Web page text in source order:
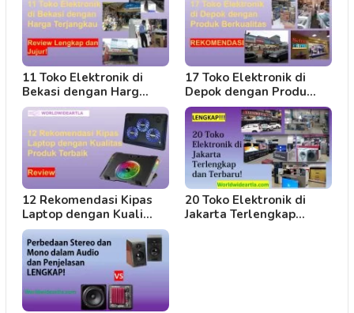
11 Toko Elektronik di
Bekasi dengan Harg…
17 Toko Elektronik di
Depok dengan Produ…
12 Rekomendasi Kipas
Laptop dengan Kuali…
20 Toko Elektronik di
Jakarta Terlengkap…